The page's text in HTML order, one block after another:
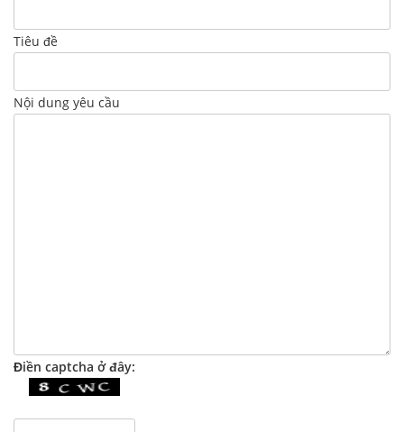
Tiêu đề
Nội dung yêu cầu
Điền captcha ở đây: